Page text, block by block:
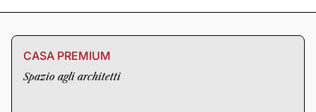
CASA PREMIUM
Spazio agli architetti